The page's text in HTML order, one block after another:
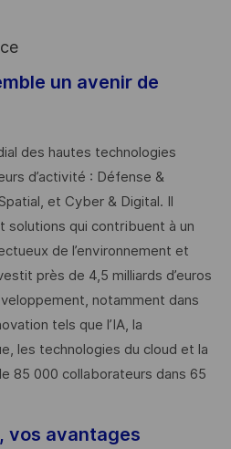
un avenir de
des hautes technologies
d’activité : Défense &
et Cyber & Digital. Il
solutions qui contribuent à un
de l’environnement et
près de 4,5 milliards d’euros
notamment dans
tels que l’IA, la
les technologies du cloud et la
85 000 collaborateurs dans 65
vos avantages